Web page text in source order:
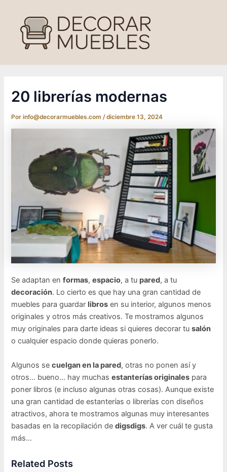
contenido
20 librerías modernas
Porinfo@decorarmuebles.com/diciembre 13, 2024
Se adaptan enformas,espacio, a tu pared, a tu
decoración. Lo cierto es que hay una gran cantidad de
muebles para guardar libros en su interior, algunos menos
originales y otros más creativos. Te mostramos algunos
muy originales para darte ideas si quieres decorar tusalón
o cualquier espacio donde quieras ponerlo.
Algunos secuelgan en la pared, otras no ponen así y
otros… bueno… hay muchasestanterías originales para
poner libros (e incluso algunas otras cosas). Aunque existe
una gran cantidad de estanterías o librerías con diseños
atractivos, ahora te mostramos algunas muy interesantes
basadas en la recopilación dedigsdigs. A ver cuál te gusta
más…
Related Posts